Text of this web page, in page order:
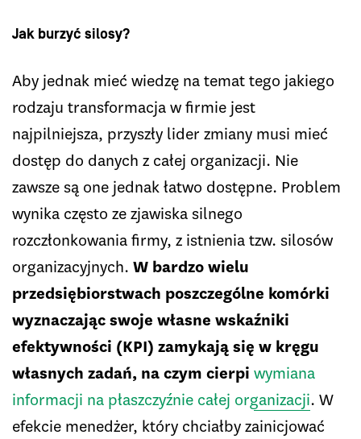
Jak burzyć silosy?
Aby jednak mieć wiedzę na temat tego jakiego
rodzaju transformacja w firmie jest
najpilniejsza, przyszły lider zmiany musi mieć
dostęp do danych z całej organizacji. Nie
zawsze są one jednak łatwo dostępne. Problem
wynika często ze zjawiska silnego
rozczłonkowania firmy, z istnienia tzw. silosów
organizacyjnych. W bardzo wielu
przedsiębiorstwach poszczególne komórki
wyznaczając swoje własne wskaźniki
efektywności (KPI) zamykają się w kręgu
własnych zadań, na czym cierpi wymiana
informacji na płaszczyźnie całej organizacji. W
efekcie menedżer, który chciałby zainicjować